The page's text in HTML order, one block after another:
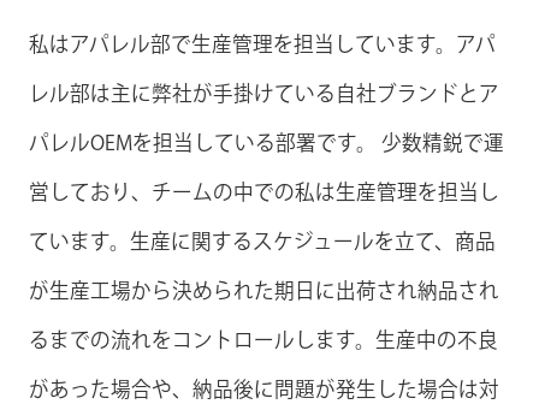
私はアパレル部で生産管理を担当しています。アパ
レル部は主に弊社が手掛けている自社ブランドとア
パレルOEMを担当している部署です。 少数精鋭で運
営しており、チームの中での私は生産管理を担当し
ています。生産に関するスケジュールを立て、商品
が生産工場から決められた期日に出荷され納品され
るまでの流れをコントロールします。生産中の不良
があった場合や、納品後に問題が発生した場合は対